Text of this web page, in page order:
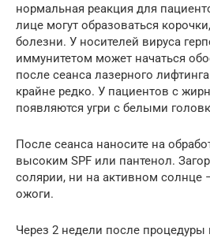
нормальная реакция для
лице могут образоваться
болезни. У носителей вируса
иммунитетом может начаться
после сеанса лазерного
крайне редко. У пациентов с
появляются угри с белыми
После сеанса наносите на
высоким SPF или пантенол.
солярии, ни на активном солнце
ожоги.
Через 2 недели после процедуры